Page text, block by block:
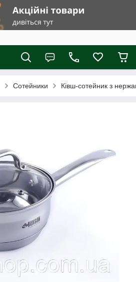
Сотейники Ківш-сотейник з